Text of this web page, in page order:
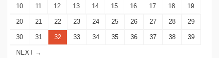
10 11 12 13 14 15 16 17 18 19
20 21 22 23 24 25 26 27 28 29
30 31 32 33 34 35 36 37 38 39
NEXT →